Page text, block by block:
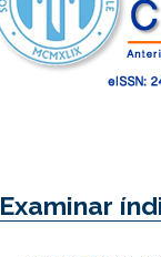
Examinar